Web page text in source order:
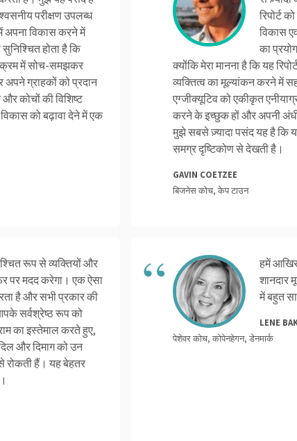
परीक्षण उपलब्ध
अपना विकास करने में
होता है कि
में सोच-समझकर
अपने ग्राहकों को प्रदान
कोचों की विशिष्ट
को बढ़ावा देने में एक
रिपोर्ट
विकास
का
क्योंकि मेरा मानना है कि यह
व्यक्तित्व का मूल्यांकन करने में
एग्जीक्यूटिव को एकीकृत
करने के इच्छुक हों और अपनी अंधी
मुझे सबसे ज़्यादा पसंद यह है कि
समग्र दृष्टिकोण से देखती है।
GAVIN COETZEE
बिजनेस कोच, केप टाउन
रूप से व्यक्तियों और
पर मदद करेगा। एक ऐसा
है और सभी प्रकार की
सर्वश्रेष्ठ रूप को
का इस्तेमाल करते हुए,
और दिमाग को उन
रोकती हैं। यह बेहतर
हमें
शानदार
में बहुत
LENE
पेशेवर कोच, कोपेनहेगन, डेनमार्क